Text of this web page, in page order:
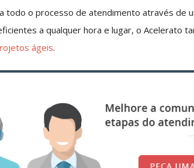
todo o processo de atendimento através de
a qualquer hora e lugar, o Acelerato
ágeis.